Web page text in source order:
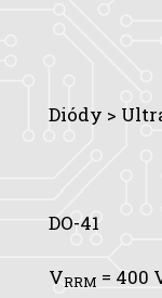
Diódy >
DO-41
VRRM = 400